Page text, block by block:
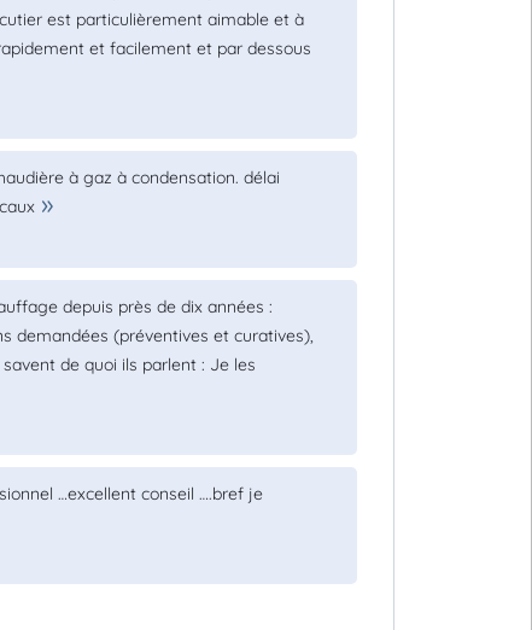
est particulièrement aimable et à
et facilement et par dessous
à gaz à condensation. délai
depuis près de dix années :
demandées (préventives et curatives),
de quoi ils parlent : Je les
…excellent conseil ….bref je